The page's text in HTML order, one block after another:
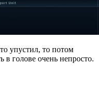
упустил, то потом
в голове очень непросто.